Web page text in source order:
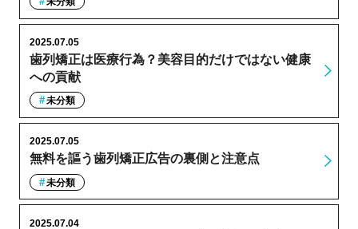
歯列矯正は医療行為？美容目的だけではない健康
への貢献
2025.07.05
未分類
無料を謳う歯列矯正広告の裏側と注意点
2025.07.05
未分類
2025.07.04